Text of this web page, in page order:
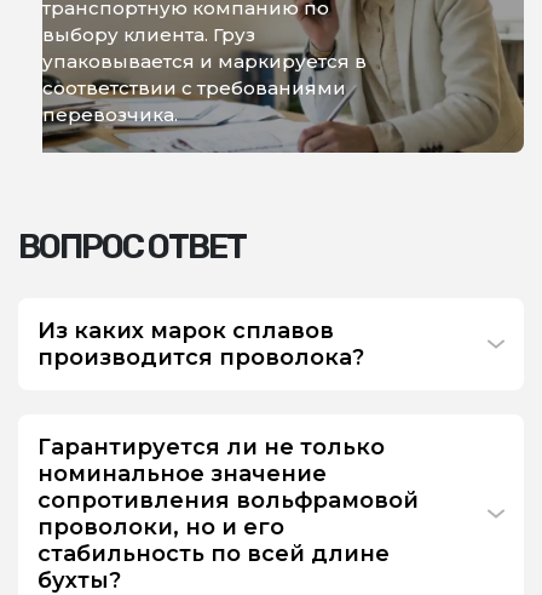
транспортную компанию по
выбору клиента. Груз
упаковывается и маркируется в
соответствии с требованиями
перевозчика.
ВОПРОС ОТВЕТ
Из каких марок сплавов
производится проволока?
Гарантируется ли не только
номинальное значение
сопротивления вольфрамовой
проволоки, но и его
стабильность по всей длине
бухты?